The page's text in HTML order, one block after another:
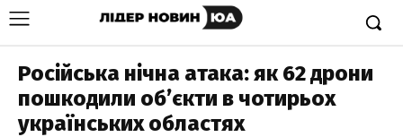
Російська нічна атака: як 62 дрони
пошкодили об’єкти в чотирьох
українських областях